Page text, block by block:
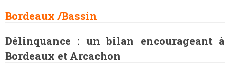
Bordeaux /Bassin
Délinquance : un bilan encourageant à
Bordeaux et Arcachon